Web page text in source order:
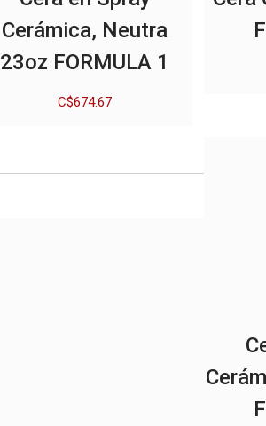
Cerámica, Neutra
23oz FORMULA 1
C$674.67